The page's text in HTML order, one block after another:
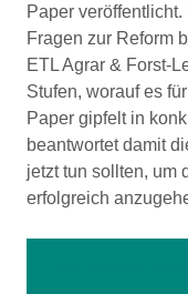
Paper
Fragen zur Reform
ETL Agrar & Forst-
Stufen, worauf es
Paper gipfelt in
beantwortet damit
jetzt tun sollten, um
erfolgreich